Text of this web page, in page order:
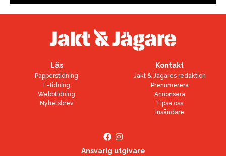
Läs
Papperstidning
E-tidning
Webbtidning
Nyhetsbrev
Kontakt
Jakt & Jägares redaktion
Prenumerera
Annonsera
Tipsa oss
Insändare
Ansvarig utgivare